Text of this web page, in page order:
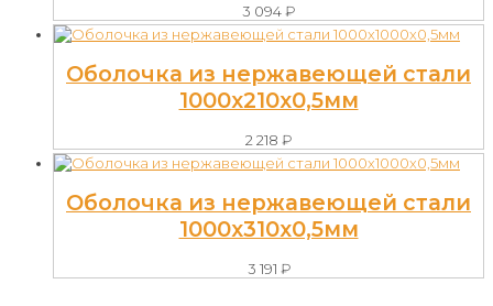
3 094₽
Оболочка из нержавеющей стали
1000х210х0,5мм
2 218 ₽
Оболочка из нержавеющей стали
1000х310х0,5мм
3 191 ₽